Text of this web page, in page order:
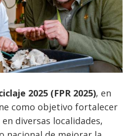
2025 (FPR 2025), en
como objetivo fortalecer
diversas localidades,